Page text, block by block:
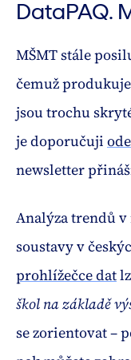
DataPAQ.
MŠMT stále
čemuž
jsou trochu
je doporučuji
newsletter
Analýza trendů
soustavy v
prohlížečce dat
škol na základě
se zorientovat –